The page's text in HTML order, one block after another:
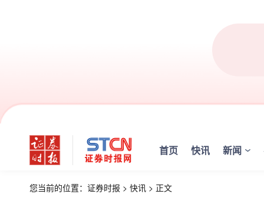
首页 快讯 新闻
您当前的位置： 证券时报 > 快讯 > 正文